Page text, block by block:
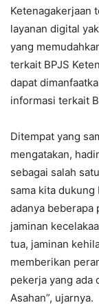
Ketenagakerjaan
layanan digital
yang
terkait BPJS
dapat
informasi terkait
Ditempat yang
mengatakan,
sebagai salah
sama kita
adanya beberapa
jaminan
tua, jaminan
memberikan
pekerja yang ada
Asahan”, ujarnya.